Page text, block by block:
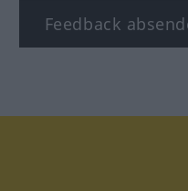
Feedback